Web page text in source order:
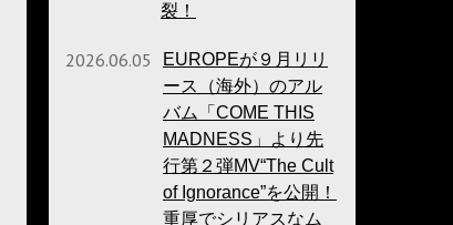
裂！
2026.06.05
EUROPEが９月リリ
ース（海外）のアル
バム「COME THIS
MADNESS」より先
行第２弾MV“The Cult
of Ignorance”を公開！
重厚でシリアスなム